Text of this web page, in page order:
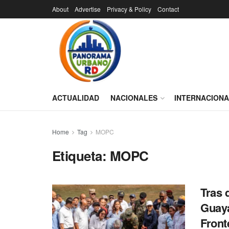
About Advertise Privacy & Policy Contact
ACTUALIDAD NACIONALES
Home Tag MOPC
Etiqueta: MOPC
Tras